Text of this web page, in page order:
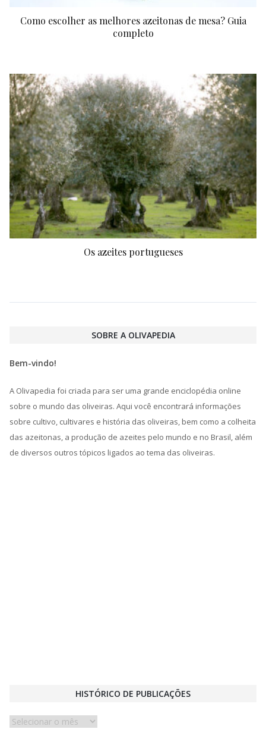
Como escolher as melhores azeitonas de mesa? Guia
completo
Os azeites portugueses
SOBRE A OLIVAPEDIA
Bem-vindo!
A Olivapedia foi criada para ser uma grande enciclopédia online
sobre o mundo das oliveiras. Aqui você encontrará informações
sobre cultivo, cultivares e história das oliveiras, bem como a colheita
das azeitonas, a produção de azeites pelo mundo e no Brasil, além
de diversos outros tópicos ligados ao tema das oliveiras.
HISTÓRICO DE PUBLICAÇÕES
Histórico